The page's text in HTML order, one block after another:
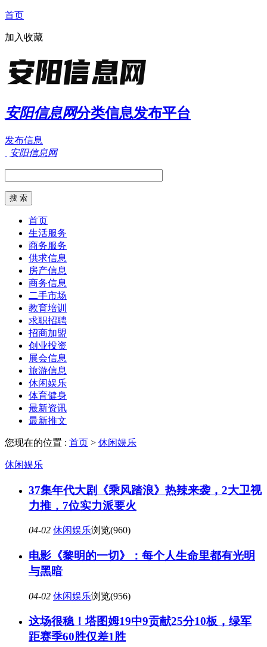
首页
加入收藏
安阳信息网分类信息发布平台
发布信息
安阳信息网
首页
生活服务
商务服务
供求信息
房产信息
商务信息
二手市场
教育培训
求职招聘
招商加盟
创业投资
展会信息
旅游信息
休闲娱乐
体育健身
最新资讯
最新推文
您现在的位置 : 首页 > 休闲娱乐
休闲娱乐
37集年代大剧《乘风踏浪》热辣来袭，2大卫视
力推，7位实力派要火
04-02 休闲娱乐浏览(960)
电影《黎明的一切》：每个人生命里都有光明
与黑暗
04-02 休闲娱乐浏览(956)
这场很稳！塔图姆19中9贡献25分10板，绿军
距赛季60胜仅差1胜